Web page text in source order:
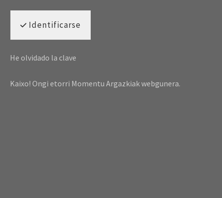
Identificarse
He olvidado la clave
Kaixo! Ongi etorri Momentu Argazkiak webgunera.